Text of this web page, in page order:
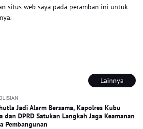
situs web saya pada peramban ini untuk
Lainnya
Jadi Alarm Bersama, Kapolres Kubu
dan DPRD Satukan Langkah Jaga Keamanan
Pembangunan